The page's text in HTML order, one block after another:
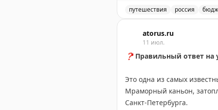
компенсацию расходов на
Почему сдвинулись сроки
@tourdom
путешествия россия
atorus.ru
11 июл.
❓ Правильный ответ на
Это одна из самых
Мраморный каньон,
Санкт-Петербурга.